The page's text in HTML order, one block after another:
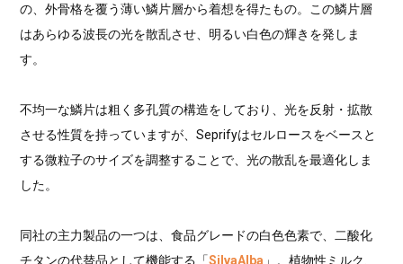
の、外骨格を覆う薄い鱗片層から着想を得たもの。この鱗片層
はあらゆる波長の光を散乱させ、明るい白色の輝きを発しま
す。
不均一な鱗片は粗く多孔質の構造をしており、光を反射・拡散
させる性質を持っていますが、Seprifyはセルロースをベースと
する微粒子のサイズを調整することで、光の散乱を最適化しま
した。
同社の主力製品の一つは、食品グレードの白色色素で、二酸化
チタンの代替品として機能する「SilvaAlba 」。植物性ミルク、